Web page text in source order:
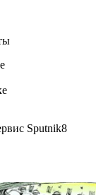
Sputnik8